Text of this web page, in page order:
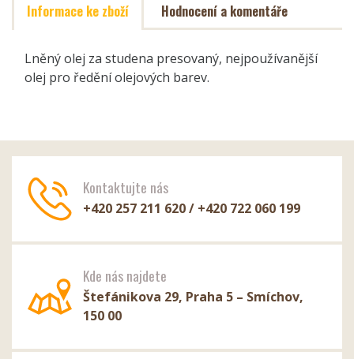
Informace ke zboží Hodnocení a komentáře
Lněný olej za studena presovaný, nejpoužívanější
olej pro ředění olejových barev.
Kontaktujte nás
+420 257 211 620 / +420 722 060 199
Kde nás najdete
Štefánikova 29, Praha 5 – Smíchov,
150 00